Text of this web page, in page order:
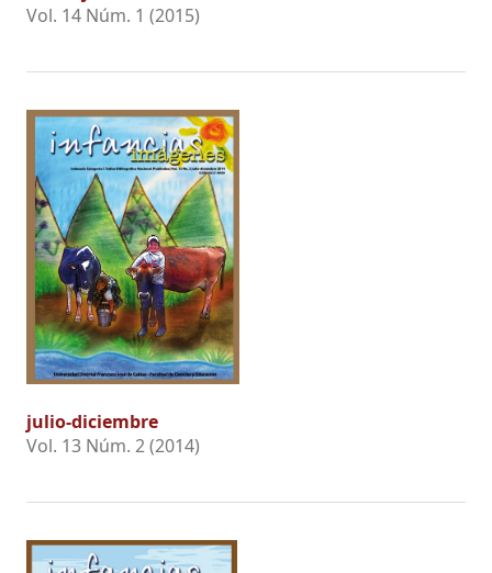
Vol. 14 Núm. 1 (2015)
julio-diciembre
Vol. 13 Núm. 2 (2014)